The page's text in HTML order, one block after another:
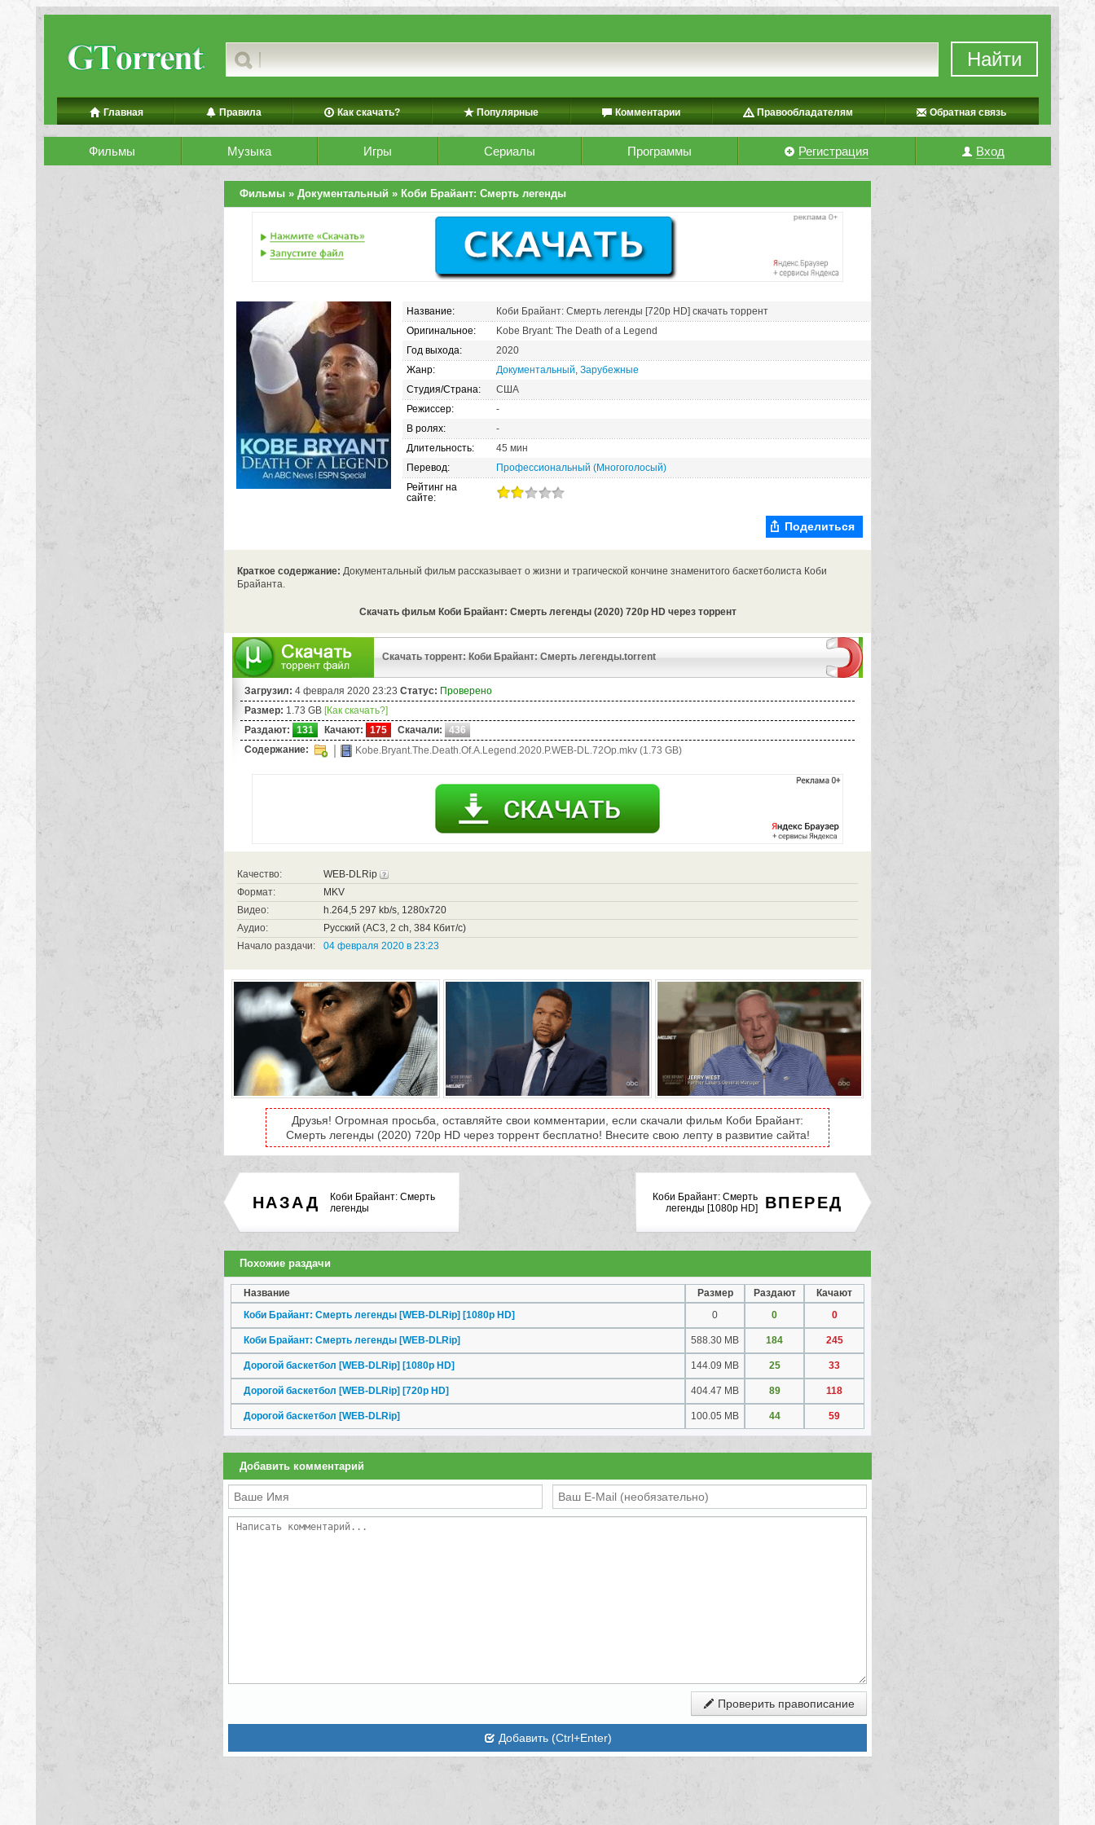
Найти
Главная Правила Как скачать? Популярные Комментарии Правообладателям Обратная связь
Фильмы Музыка Игры Сериалы Программы Регистрация Вход
Фильмы » Документальный » Коби Брайант: Смерть легенды
Название:
Коби Брайант: Смерть легенды [720p HD] скачать торрент
Оригинальное:
Kobe Bryant: The Death of a Legend
Год выхода:
2020
Жанр:
Документальный, Зарубежные
Студия/Страна:
США
Режиссер:
-
В ролях:
-
Длительность:
45 мин
Перевод:
Профессиональный (Многоголосый)
Рейтинг на
сайте:
Поделиться
Краткое содержание: Документальный фильм рассказывает о жизни и трагической кончине знаменитого баскетболиста Коби
Брайанта.
Скачать фильм Коби Брайант: Смерть легенды (2020) 720p HD через торрент
Скачать торрент: Коби Брайант: Смерть легенды.torrent
Загрузил: 4 февраля 2020 23:23 Статус: Проверено
Размер: 1.73 GB [Как скачать?]
Раздают:
131 Качают: 175 Скачали:
436
Содержание:
Kobe.Bryant.The.Death.Of.A.Legend.2020.P.WEB-DL.72Op.mkv (1.73 GB)
Качество:
WEB-DLRip
Формат:
MKV
Видео:
h.264,5 297 kb/s, 1280x720
Аудио:
Русский (AC3, 2 ch, 384 Кбит/с)
Начало раздачи:
04 февраля 2020 в 23:23
Друзья! Огромная просьба, оставляйте свои комментарии, если скачали фильм Коби Брайант:
Смерть легенды (2020) 720p HD через торрент бесплатно! Внесите свою лепту в развитие сайта!
НАЗАД
Коби Брайант: Смерть
легенды
ВПЕРЕД
Коби Брайант: Смерть
легенды [1080p HD]
Похожие раздачи
Название Размер Раздают
Качают
Коби Брайант: Смерть легенды [WEB-DLRip] [1080p HD]
0 0 0
Коби Брайант: Смерть легенды [WEB-DLRip] 588.30 MB 184 245
Дорогой баскетбол [WEB-DLRip] [1080p HD] 144.09 MB 25 33
Дорогой баскетбол [WEB-DLRip] [720p HD] 404.47 MB 89 118
Дорогой баскетбол [WEB-DLRip] 100.05 MB 44 59
Добавить комментарий
Проверить правописание
Добавить (Ctrl+Enter)